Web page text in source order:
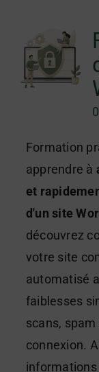
Formation
apprendre à
et
d'un site
découvrez
votre site
automatisé
faiblesses
scans,
connexion.
informations